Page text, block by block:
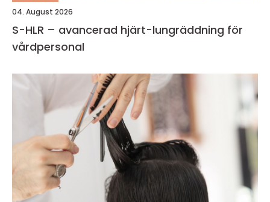
04. August 2026
S-HLR – avancerad hjärt-lungräddning för
vårdpersonal